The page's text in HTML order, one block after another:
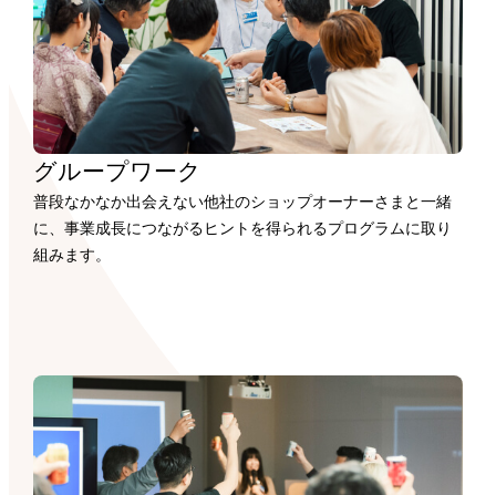
グループワーク
普段なかなか出会えない他社のショップオーナーさまと一緒
に、事業成長につながるヒントを得られるプログラムに取り
組みます。